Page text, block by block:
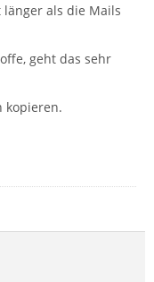
als die Mails
geht das sehr
kopieren.